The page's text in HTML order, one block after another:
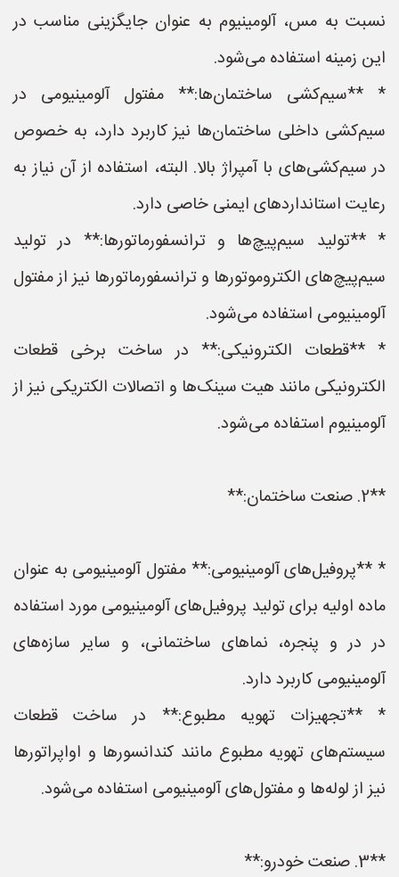
نسبت به مس، آلومینیوم به عنوان جایگزینی مناسب در
این زمینه استفاده می‌شود.
* **سیم‌کشی ساختمان‌ها:** مفتول آلومینیومی در
سیم‌کشی داخلی ساختمان‌ها نیز کاربرد دارد، به خصوص
در سیم‌کشی‌های با آمپراژ بالا. البته، استفاده از آن نیاز به
رعایت استانداردهای ایمنی خاصی دارد.
* **تولید سیم‌پیچ‌ها و ترانسفورماتورها:** در تولید
سیم‌پیچ‌های الکتروموتورها و ترانسفورماتورها نیز از مفتول
آلومینیومی استفاده می‌شود.
* **قطعات الکترونیکی:** در ساخت برخی قطعات
الکترونیکی مانند هیت سینک‌ها و اتصالات الکتریکی نیز از
آلومینیوم استفاده می‌شود.
**2. صنعت ساختمان:**
* **پروفیل‌های آلومینیومی:** مفتول آلومینیومی به عنوان
ماده اولیه برای تولید پروفیل‌های آلومینیومی مورد استفاده
در در و پنجره، نماهای ساختمانی، و سایر سازه‌های
آلومینیومی کاربرد دارد.
* **تجهیزات تهویه مطبوع:** در ساخت قطعات
سیستم‌های تهویه مطبوع مانند کندانسورها و اواپراتورها
نیز از لوله‌ها و مفتول‌های آلومینیومی استفاده می‌شود.
**3. صنعت خودرو:**